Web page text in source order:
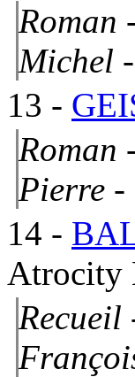
Roman
Michel -
13 -
Roman
Pierre -
14 -
Atrocity